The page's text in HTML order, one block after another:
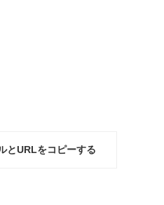
とURLをコピーする